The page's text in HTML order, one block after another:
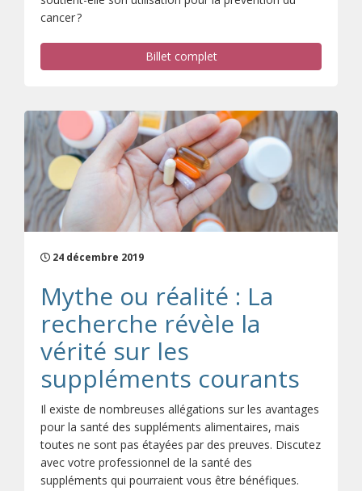
cancer ?
Billet complet
24 décembre 2019
Mythe ou réalité : La
recherche révèle la
vérité sur les
suppléments courants
Il existe de nombreuses allégations sur les avantages
pour la santé des suppléments alimentaires, mais
toutes ne sont pas étayées par des preuves. Discutez
avec votre professionnel de la santé des
suppléments qui pourraient vous être bénéfiques.